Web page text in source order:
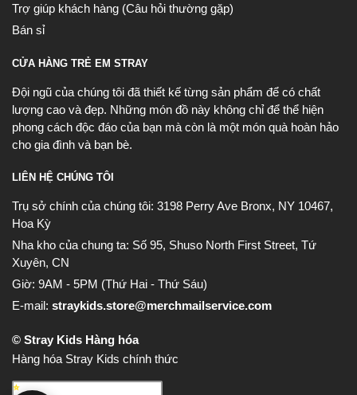
Trợ giúp khách hàng (Câu hỏi thường gặp)
Bán sỉ
CỬA HÀNG TRẺ EM STRAY
Đội ngũ của chúng tôi đã thiết kế từng sản phẩm để có chất
lượng cao và đẹp. Những món đồ này không chỉ để thể hiện
phong cách độc đáo của bạn mà còn là một món quà hoàn hảo
cho gia đình và bạn bè.
LIÊN HỆ CHÚNG TÔI
Trụ sở chính của chúng tôi: 3198 Perry Ave Bronx, NY 10467,
Hoa Kỳ
Nha kho của chung ta: Số 95, Shuso North First Street, Tứ
Xuyên, CN
Giờ: 9AM - 5PM (Thứ Hai - Thứ Sáu)
E-mail: straykids.store@merchmailservice.com
© Stray Kids Hàng hóa
Hàng hóa Stray Kids chính thức